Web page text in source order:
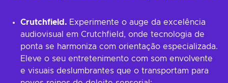
Crutchfield. Experimente o auge da excelência
audiovisual em Crutchfield, onde tecnologia de
ponta se harmoniza com orientação especializada.
Eleve o seu entretenimento com som envolvente
e visuais deslumbrantes que o transportam para